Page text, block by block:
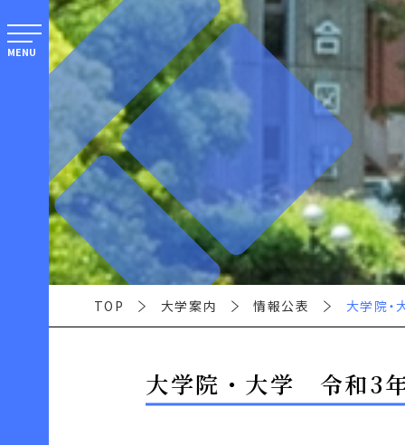
MENU
TOP 大学案内 情報公表 大学院
大学院・大学 令和3